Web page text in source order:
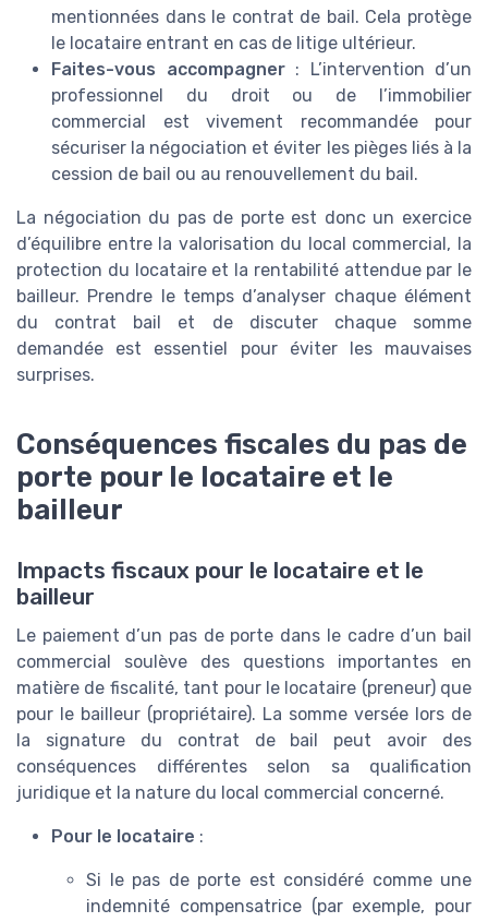
mentionnées dans le contrat de bail. Cela protège
le locataire entrant en cas de litige ultérieur.
Faites-vous accompagner: L’intervention d’un
professionnel du droit ou de l’immobilier
commercial est vivement recommandée pour
sécuriser la négociation et éviter les pièges liés à la
cession de bail ou au renouvellement du bail.
La négociation du pas de porte est donc un exercice
d’équilibre entre la valorisation du local commercial, la
protection du locataire et la rentabilité attendue par le
bailleur. Prendre le temps d’analyser chaque élément
du contrat bail et de discuter chaque somme
demandée est essentiel pour éviter les mauvaises
surprises.
Conséquences fiscales du pas de
porte pour le locataire et le
bailleur
Impacts fiscaux pour le locataire et le
bailleur
Le paiement d’un pas de porte dans le cadre d’un bail
commercial soulève des questions importantes en
matière de fiscalité, tant pour le locataire (preneur) que
pour le bailleur (propriétaire). La somme versée lors de
la signature du contrat de bail peut avoir des
conséquences différentes selon sa qualification
juridique et la nature du local commercial concerné.
Pour le locataire :
Si le pas de porte est considéré comme une
indemnité compensatrice (par exemple, pour